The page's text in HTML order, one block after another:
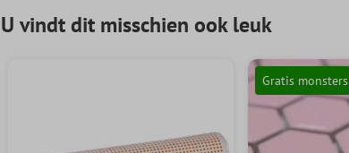
U vindt dit misschien ook leuk
Gratis monsters